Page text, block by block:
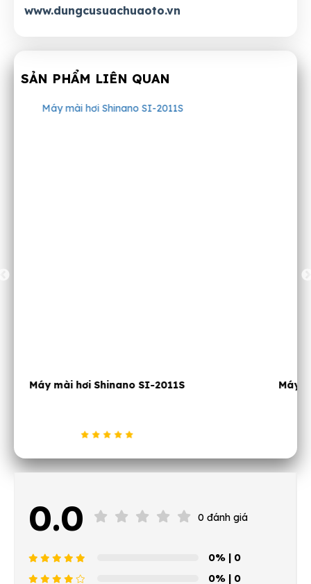
www.dungcusuachuaoto.vn
SẢN PHẨM LIÊN QUAN
Máy mài khí nén 2 inch Shinano SI-AG2-U2P
0.0 0 đánh giá
0% | 0
0% | 0